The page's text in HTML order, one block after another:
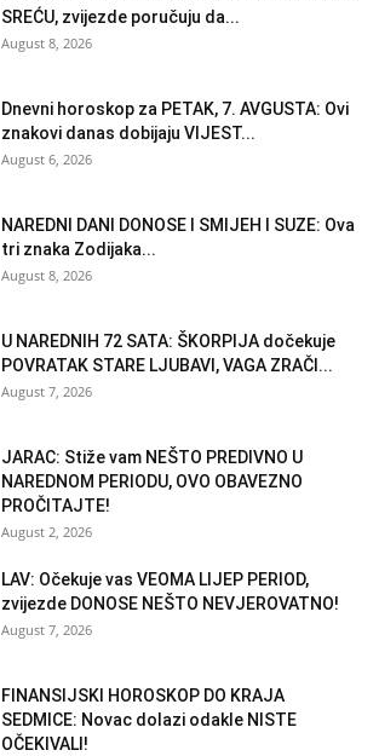
SREĆU, zvijezde poručuju da...
August 8, 2026
Dnevni horoskop za PETAK, 7. AVGUSTA: Ovi
znakovi danas dobijaju VIJEST...
August 6, 2026
NAREDNI DANI DONOSE I SMIJEH I SUZE: Ova
tri znaka Zodijaka...
August 8, 2026
U NAREDNIH 72 SATA: ŠKORPIJA dočekuje
POVRATAK STARE LJUBAVI, VAGA ZRAČI...
August 7, 2026
JARAC: Stiže vam NEŠTO PREDIVNO U
NAREDNOM PERIODU, OVO OBAVEZNO
PROČITAJTE!
August 2, 2026
LAV: Očekuje vas VEOMA LIJEP PERIOD,
zvijezde DONOSE NEŠTO NEVJEROVATNO!
August 7, 2026
FINANSIJSKI HOROSKOP DO KRAJA
SEDMICE: Novac dolazi odakle NISTE
OČEKIVALI!